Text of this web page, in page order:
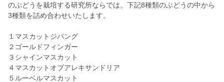
のぶどうを栽培する研究所ならでは。下記8種類のぶどうの中から
3種類を詰め合わせいたします。
１マスカットジパング
２ゴールドフィンガー
３シャインマスカット
４マスカットオブアレキサンドリア
５ルーベルマスカット